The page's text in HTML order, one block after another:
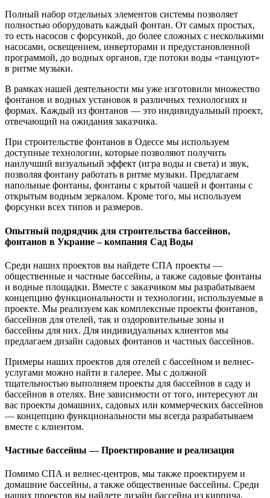
Полный набор отдельных элементов системы позволяет
полностью оборудовать каждый фонтан. От самых простых,
то есть насосов с форсункой, до более сложных с несколькими
насосами, освещением, инверторами и предустановленной
программой, до водных органов, где потоки воды «танцуют»
в ритме музыки.
В рамках нашей деятельности мы уже изготовили множество
фонтанов и водных установок в различных технологиях и
формах. Каждый из фонтанов — это индивидуальный проект,
отвечающий на ожидания заказчика.
При строительстве фонтанов в Одессе мы используем
доступные технологии, которые позволяют получить
наилучший визуальный эффект (игра воды и света) и звук,
позволяя фонтану работать в ритме музыки. Предлагаем
напольные фонтаны, фонтаны с крытой чашей и фонтаны с
открытым водным зеркалом. Кроме того, мы используем
форсунки всех типов и размеров.
Опытный подрядчик для строительства бассейнов,
фонтанов в Украине – компания Сад Воды
Среди наших проектов вы найдете СПА проекты —
общественные и частные бассейны, а также садовые фонтаны
и водные площадки. Вместе с заказчиком мы разрабатываем
концепцию функциональности и технологии, используемые в
проекте. Мы реализуем как комплексные проекты фонтанов,
бассейнов для отелей, так и оздоровительные зоны и
бассейны для них. Для индивидуальных клиентов мы
предлагаем дизайн садовых фонтанов и частных бассейнов.
Примеры наших проектов для отелей с бассейном и велнес-
услугами можно найти в галерее. Мы с должной
тщательностью выполняем проекты для бассейнов в саду и
бассейнов в отелях. Вне зависимости от того, интересуют ли
вас проекты домашних, садовых или коммерческих бассейнов
— концепцию функциональности мы всегда разрабатываем
вместе с клиентом.
Частные бассейны — Проектирование и реализация
Помимо СПА и велнес-центров, мы также проектируем и
домашние бассейны, а также общественные бассейны. Среди
наших проектов вы найдете дизайн бассейна из кирпича,